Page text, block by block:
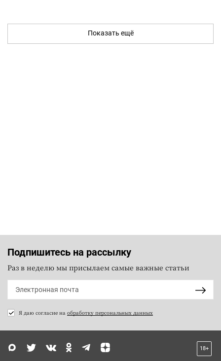
Показать ещё
Подпишитесь на рассылку
Раз в неделю мы присылаем самые важные статьи
Я даю согласие на обработку персональных данных
18+